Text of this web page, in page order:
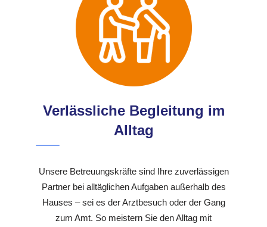
Verlässliche Begleitung im
Alltag
Unsere Betreuungskräfte sind Ihre zuverlässigen
Partner bei alltäglichen Aufgaben außerhalb des
Hauses – sei es der Arztbesuch oder der Gang
zum Amt. So meistern Sie den Alltag mit